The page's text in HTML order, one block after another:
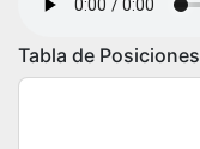
Tabla de Posiciones